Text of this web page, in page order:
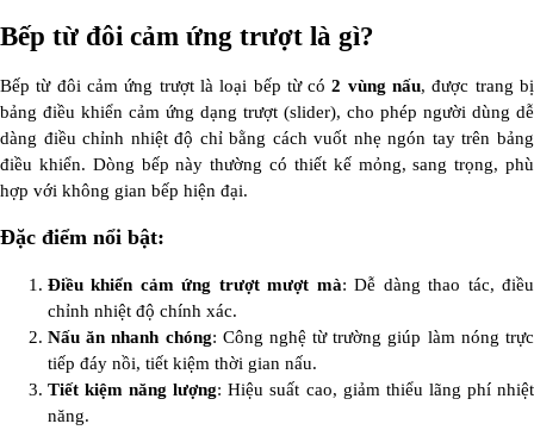
Bếp từ đôi cảm ứng trượt là gì?
Bếp từ đôi cảm ứng trượt là loại bếp từ có2 vùng nấu, được trang bị
bảng điều khiển cảm ứng dạng trượt (slider), cho phép người dùng dễ
dàng điều chỉnh nhiệt độ chỉ bằng cách vuốt nhẹ ngón tay trên bảng
điều khiển. Dòng bếp này thường có thiết kế mỏng, sang trọng, phù
hợp với không gian bếp hiện đại.
Đặc điểm nổi bật:
Điều khiển cảm ứng trượt mượt mà: Dễ dàng thao tác, điều
chỉnh nhiệt độ chính xác.
Nấu ăn nhanh chóng: Công nghệ từ trường giúp làm nóng trực
tiếp đáy nồi, tiết kiệm thời gian nấu.
Tiết kiệm năng lượng: Hiệu suất cao, giảm thiểu lãng phí nhiệt
năng.